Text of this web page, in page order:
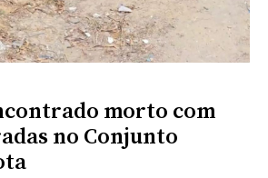
morto com
no Conjunto